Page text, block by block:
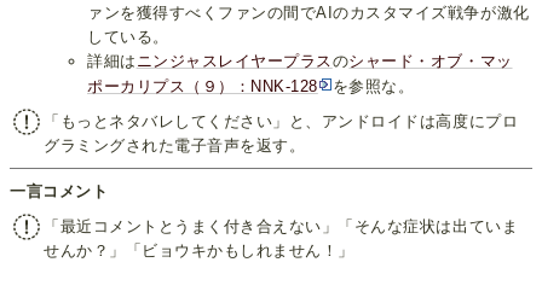
ァンを獲得すべくファンの間でAIのカスタマイズ戦争が激化
している。
詳細は ニンジャスレイヤープラスのシャード・オブ・マッ
ポーカリプス（９）：NNK-128
を参照な。
「もっとネタバレしてください」と、アンドロイドは高度にプロ
グラミングされた電子音声を返す。
一言コメント
「最近コメントとうまく付き合えない」「そんな症状は出ていま
せんか？」「ビョウキかもしれません！」